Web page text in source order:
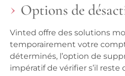
Options de
Vinted offre des solutions
temporairement votre
déterminés, l’option de
impératif de vérifier s’il reste